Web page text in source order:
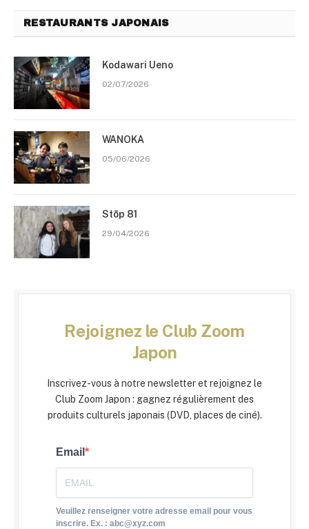
RESTAURANTS JAPONAIS
Kodawari Ueno
02/07/2026
WANOKA
05/06/2026
Stōp 81
29/04/2026
Rejoignez le Club Zoom
Japon
Inscrivez-vous à notre newsletter et rejoignez le
Club Zoom Japon : gagnez régulièrement des
produits culturels japonais (DVD, places de ciné).
Email
Veuillez renseigner votre adresse email pour vous
inscrire. Ex. : abc@xyz.com